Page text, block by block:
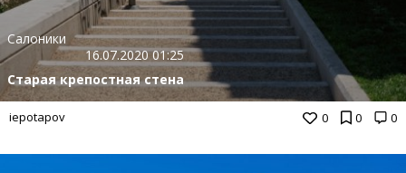
0 0 0
Салоники
16.07.2020 01:25
Старая крепостная стена
iepotapov